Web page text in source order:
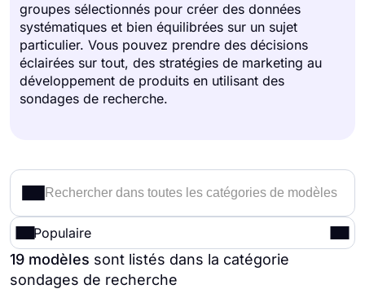
groupes sélectionnés pour créer des données
systématiques et bien équilibrées sur un sujet
particulier. Vous pouvez prendre des décisions
éclairées sur tout, des stratégies de marketing au
développement de produits en utilisant des
sondages de recherche.
Populaire
19 modèles sont listés dans la catégorie
sondages de recherche